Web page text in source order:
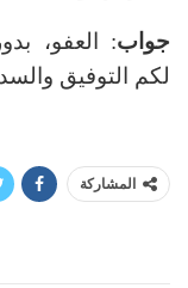
جواب: العفو،
لكم التوفيق
المشاركة